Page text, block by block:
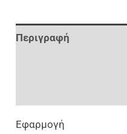
Περιγραφή
Εφαρμογή